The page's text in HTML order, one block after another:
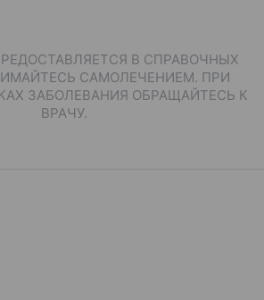
В СПРАВОЧНЫХ
САМОЛЕЧЕНИЕМ. ПРИ
ЗАБОЛЕВАНИЯ ОБРАЩАЙТЕСЬ К
ВРАЧУ.